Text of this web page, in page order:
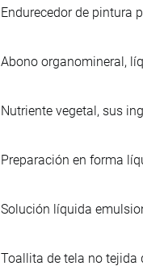
Endurecedor de pintura
Abono organomineral,
Nutriente vegetal, sus
Preparación en forma
Solución líquida
Toallita de tela no tejida